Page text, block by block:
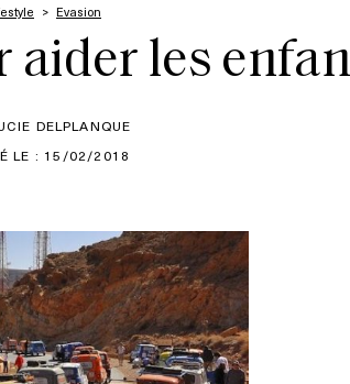
Evasion
les
DELPLANQUE
LE : 15/02/2018